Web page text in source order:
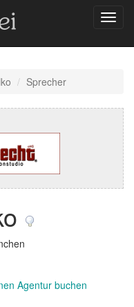
Sprecher
Agentur buchen